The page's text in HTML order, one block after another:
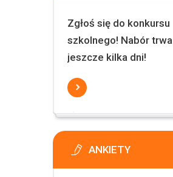
Zgłoś się do konkursu
szkolnego! Nabór trwa
jeszcze kilka dni!
ANKIETY